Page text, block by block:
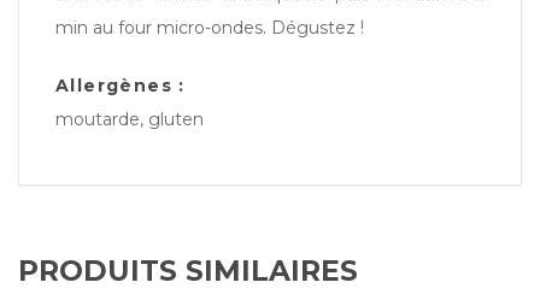
min au four micro-ondes. Dégustez !
Allergènes :
moutarde, gluten
PRODUITS SIMILAIRES